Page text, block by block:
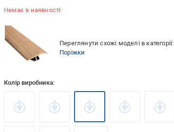
Немає в наявності
Переглянути схожі моделі в категорії:
Поріжки
Колір виробника: